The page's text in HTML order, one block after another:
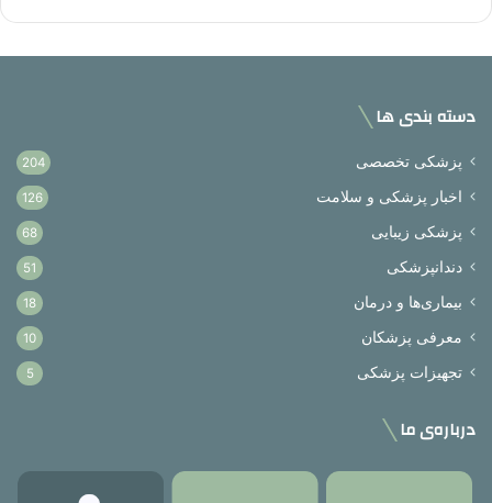
دسته بندی ها
پزشکی تخصصی 204
اخبار پزشکی و سلامت 126
پزشکی زیبایی 68
دندانپزشکی 51
بیماری‌ها و درمان 18
معرفی پزشکان 10
تجهیزات پزشکی 5
درباره‌ی ما